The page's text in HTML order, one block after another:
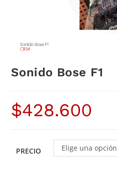
Sonido Bose F1
$428.600
PRECIO Elige una opción